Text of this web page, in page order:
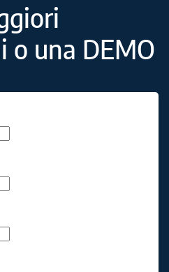
o una DEMO